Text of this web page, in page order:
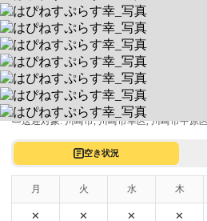
はぴねすぷらす幸
元アスリートのスタッフ多数
送迎あり 空きなし
平日 10:30～17:30 / 土 10:00～17:00
神奈川県川崎市幸区塚越3-135-4 KDビル1階
送迎対象:川崎市, 川崎市幸区, 川崎市中原
空き状況
月 火 水 木
✕ ✕ ✕ ✕